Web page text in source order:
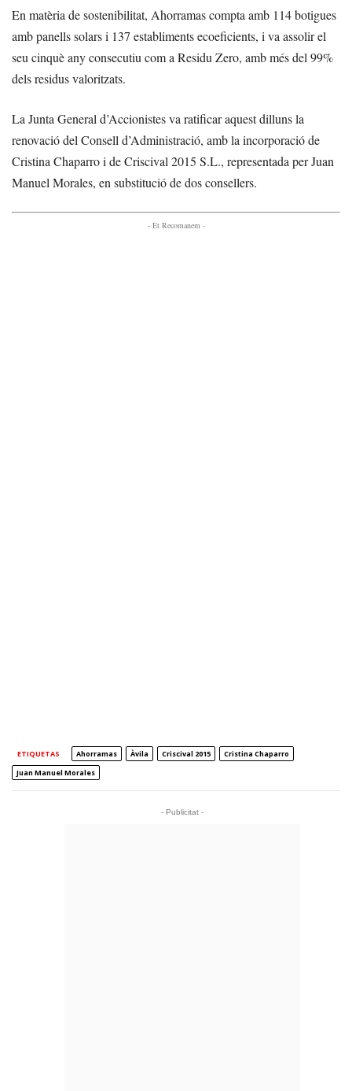
En matèria de sostenibilitat, Ahorramas compta amb 114 botigues
amb panells solars i 137 establiments ecoeficients, i va assolir el
seu cinquè any consecutiu com a Residu Zero, amb més del 99%
dels residus valoritzats.
La Junta General d’Accionistes va ratificar aquest dilluns la
renovació del Consell d’Administració, amb la incorporació de
Cristina Chaparro i de Criscival 2015 S.L., representada per Juan
Manuel Morales, en substitució de dos consellers.
- Et Recomanem -
ETIQUETAS Ahorramas Àvila Criscival 2015
Cristina Chaparro
Juan Manuel Morales
- Publicitat -